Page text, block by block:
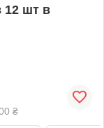
12 шт в
₴